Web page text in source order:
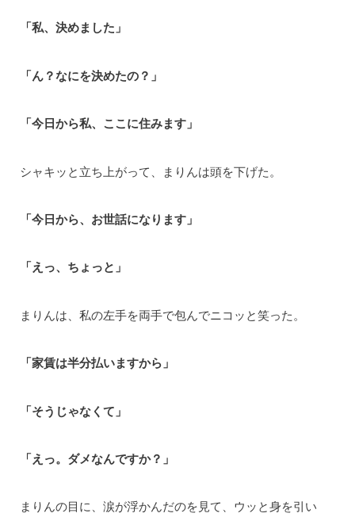
「私、決めました」
「ん？なにを決めたの？」
「今日から私、ここに住みます」
シャキッと立ち上がって、まりんは頭を下げた。
「今日から、お世話になります」
「えっ、ちょっと」
まりんは、私の左手を両手で包んでニコッと笑った。
「家賃は半分払いますから」
「そうじゃなくて」
「えっ。ダメなんですか？」
まりんの目に、涙が浮かんだのを見て、ウッと身を引い